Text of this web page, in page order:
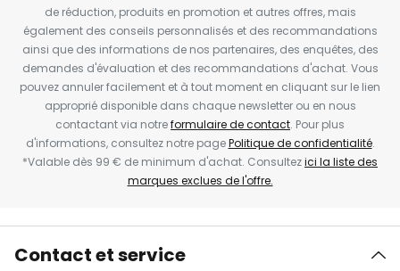
de réduction, produits en promotion et autres offres, mais
également des conseils personnalisés et des recommandations
ainsi que des informations de nos partenaires, des enquêtes, des
demandes d'évaluation et des recommandations d'achat. Vous
pouvez annuler facilement et à tout moment en cliquant sur le lien
approprié disponible dans chaque newsletter ou en nous
contactant via notreformulaire de contact. Pour plus
d'informations, consultez notre pagePolitique de confidentialité.
*Valable dès 99 € de minimum d'achat. Consultezici la liste des
marques exclues de l'offre.
Contact et service